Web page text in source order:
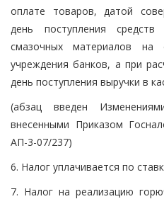
оплате товаров, датой
день поступления
смазочных материалов на
учреждения банков, а при
день поступления выручки в
(абзац введен
внесенными Приказом
АП-3-07/237)
6. Налог уплачивается по
7. Налог на реализацию